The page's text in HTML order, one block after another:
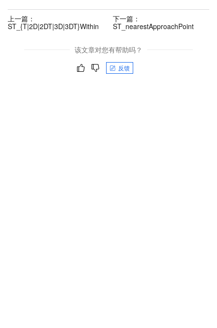
上一篇：
ST_{T|2D|2DT|3D|3DT}Within
下一篇：
ST_nearestApproachPoint
该文章对您有帮助吗？
反馈